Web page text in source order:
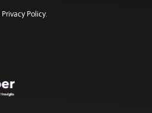
Privacy Policy.